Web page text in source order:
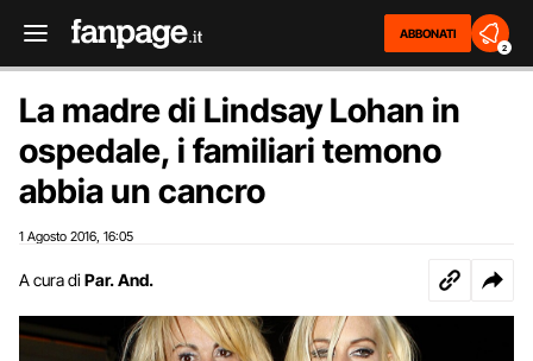
ABBONATI
2
La madre di Lindsay Lohan in
ospedale, i familiari temono
abbia un cancro
1 Agosto 2016 16:05
A cura di Par. And.